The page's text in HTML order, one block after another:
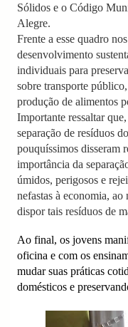
Sólidos e o Código
Alegre.
Frente a esse quadro
desenvolvimento
individuais para
sobre transporte
produção de alimentos
Importante ressaltar
separação de resíduos
pouquíssimos disseram
importância da
úmidos, perigosos e
nefastas à economia, ao
dispor tais resíduos de
Ao final, os jovens
oficina e com os
mudar suas práticas
domésticos e